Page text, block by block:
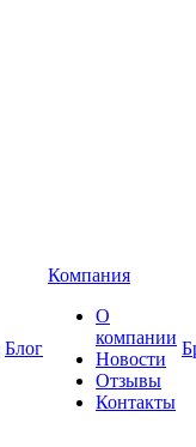
Блог
Компания
О
компании
Новости
Отзывы
Контакты